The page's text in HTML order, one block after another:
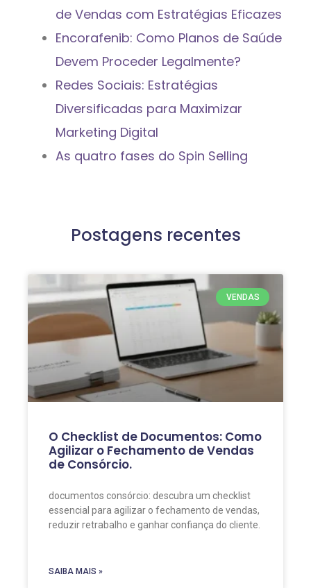
de Vendas com Estratégias Eficazes
Encorafenib: Como Planos de Saúde
Devem Proceder Legalmente?
Redes Sociais: Estratégias
Diversificadas para Maximizar
Marketing Digital
As quatro fases do Spin Selling
Postagens recentes
VENDAS
O Checklist de Documentos: Como
Agilizar o Fechamento de Vendas
de Consórcio.
documentos consórcio: descubra um checklist
essencial para agilizar o fechamento de vendas,
reduzir retrabalho e ganhar confiança do cliente.
SAIBA MAIS »